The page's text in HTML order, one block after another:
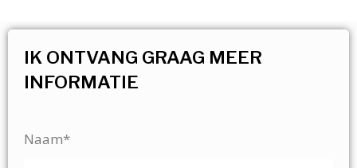
IK ONTVANG GRAAG MEER
INFORMATIE
Naam*